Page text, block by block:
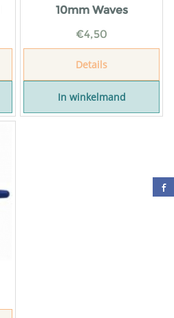
10mm Waves
€4,50
Details
In winkelmand